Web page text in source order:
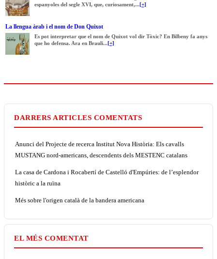
espanyoles del segle XVI, que, curiosament,...[+]
La llengua àrab i el nom de Don Quixot
Es pot interpretar que el nom de Quixot vol dir Tòxic? En Bilbeny fa anys
que ho defensa. Ara en Brauli...[+]
DARRERS ARTICLES COMENTATS
Anunci del Projecte de recerca Institut Nova Història: Els cavalls
MUSTANG nord-americans, descendents dels MESTENC catalans
La casa de Cardona i Rocabertí de Castelló d'Empúries: de l’esplendor
històric a la ruïna
Més sobre l'origen català de la bandera americana
EL MÉS COMENTAT